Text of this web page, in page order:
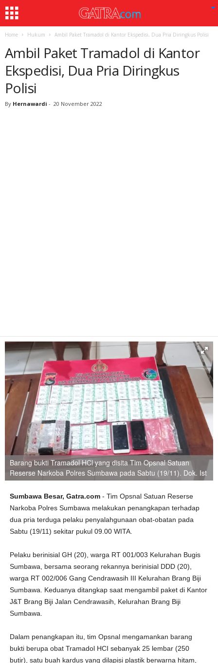
Home Hukum Ambil Paket Tramadol di Kantor Ekspedisi, Dua Pria Diringkus Polisi
Ambil Paket Tramadol di Kantor
Ekspedisi, Dua Pria Diringkus
Polisi
By Hernawardi - 20 November 2022
Barang bukti Tramadol HCl yang disita Tim Opsnal Satuan
Reserse Narkoba Polres Sumbawa pada Sabtu (19/11). Dok. Ist
Sumbawa Besar, Gatra.com - Tim Opsnal Satuan Reserse
Narkoba Polres Sumbawa melakukan penangkapan terhadap
dua pria terduga pelaku penyalahgunaan obat-obatan pada
Sabtu (19/11) sekitar pukul 09.00 WITA.
Pelaku berinisial GH (20), warga RT 001/003 Kelurahan Bugis
Sumbawa, bersama seorang rekannya berinisial DDD (20),
warga RT 002/006 Gang Cendrawasih III Kelurahan Brang Biji
Sumbawa. Keduanya ditangkap saat mengambil paket di Kantor
J&T Brang Biji Jalan Cendrawasih, Kelurahan Brang Biji
Sumbawa.
Dalam penangkapan itu, tim Opsnal mengamankan barang
bukti berupa obat Tramadol HCI sebanyak 25 lembar (250
butir), satu buah kardus yang dilapisi plastik berwarna hitam,